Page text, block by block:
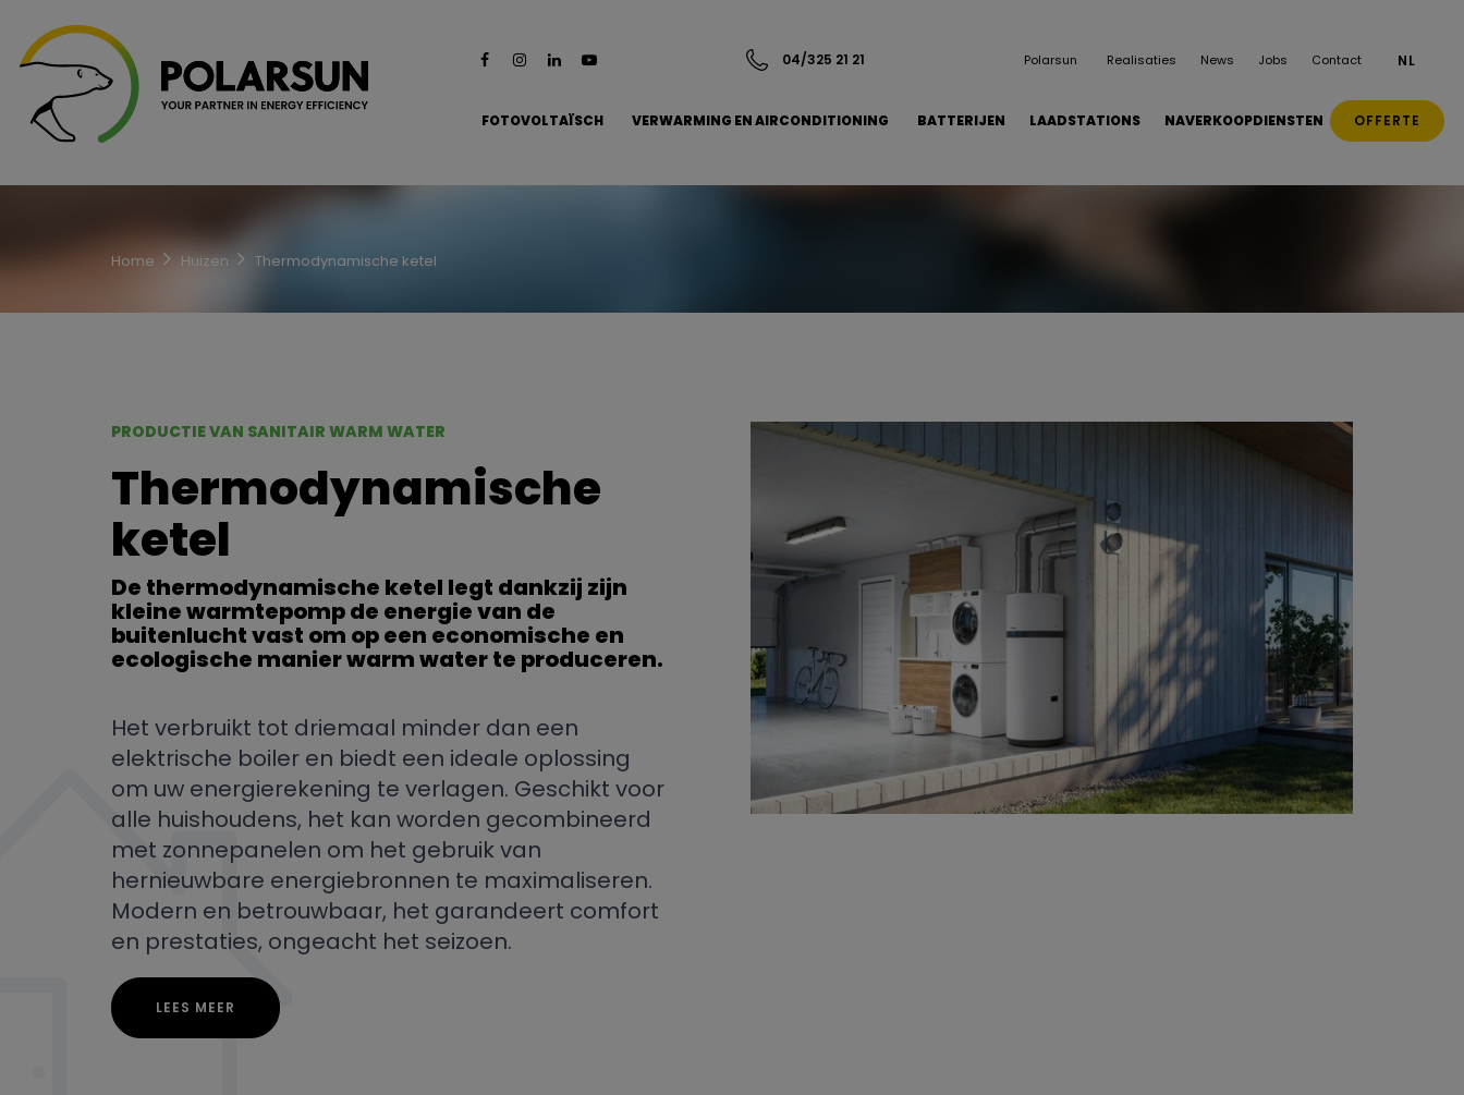
04/325 21 21 Polarsun Realisaties News Jobs Contact NL
FOTOVOLTAÏSCH VERWARMING EN AIRCONDITIONING BATTERIJEN LAADSTATIONS NAVERKOOPDIENSTEN OFFERTE
Home Huizen Thermodynamische ketel
PRODUCTIE VAN SANITAIR WARM WATER
Thermodynamische
ketel
De thermodynamische ketel legt dankzij zijn
kleine warmtepomp de energie van de
buitenlucht vast om op een economische en
ecologische manier warm water te produceren.
Het verbruikt tot driemaal minder dan een
elektrische boiler en biedt een ideale oplossing
om uw energierekening te verlagen. Geschikt voor
alle huishoudens, het kan worden gecombineerd
met zonnepanelen om het gebruik van
hernieuwbare energiebronnen te maximaliseren.
Modern en betrouwbaar, het garandeert comfort
en prestaties, ongeacht het seizoen.
LEES MEER